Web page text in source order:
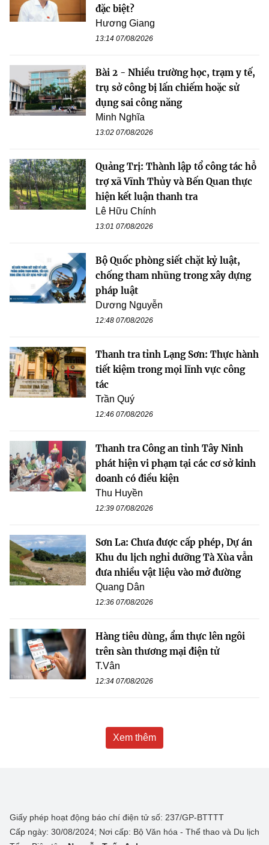
đặc biệt?
Hương Giang
13:14 07/08/2026
Bài 2 - Nhiều trường học, trạm y tế,
trụ sở công bị lấn chiếm hoặc sử
dụng sai công năng
Minh Nghĩa
13:02 07/08/2026
Quảng Trị: Thành lập tổ công tác hỗ
trợ xã Vĩnh Thủy và Bến Quan thực
hiện kết luận thanh tra
Lê Hữu Chính
13:01 07/08/2026
Bộ Quốc phòng siết chặt kỷ luật,
chống tham nhũng trong xây dựng
pháp luật
Dương Nguyễn
12:48 07/08/2026
Thanh tra tỉnh Lạng Sơn: Thực hành
tiết kiệm trong mọi lĩnh vực công
tác
Trần Quý
12:46 07/08/2026
Thanh tra Công an tỉnh Tây Ninh
phát hiện vi phạm tại các cơ sở kinh
doanh có điều kiện
Thu Huyền
12:39 07/08/2026
Sơn La: Chưa được cấp phép, Dự án
Khu du lịch nghỉ dưỡng Tà Xùa vẫn
đưa nhiều vật liệu vào mở đường
Quang Dân
12:36 07/08/2026
Hàng tiêu dùng, ẩm thực lên ngôi
trên sàn thương mại điện tử
T.Vân
12:34 07/08/2026
Xem thêm
Giấy phép hoạt động báo chí điện tử số: 237/GP-BTTTT
Cấp ngày: 30/08/2024; Nơi cấp: Bộ Văn hóa - Thể thao và Du lịch